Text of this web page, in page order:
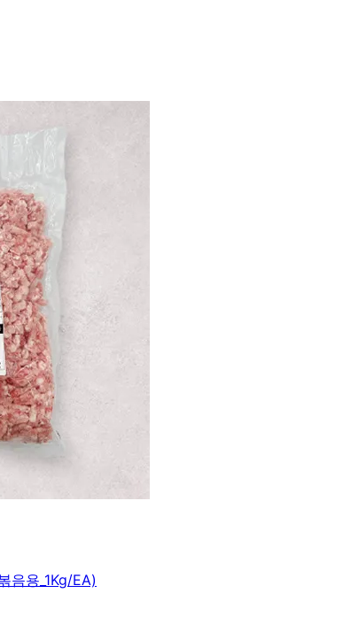
용_1Kg/EA)